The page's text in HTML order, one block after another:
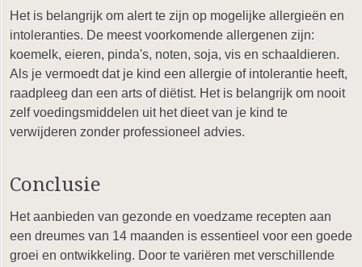
Het is belangrijk om alert te zijn op mogelijke allergieën en
intoleranties. De meest voorkomende allergenen zijn:
koemelk, eieren, pinda's, noten, soja, vis en schaaldieren.
Als je vermoedt dat je kind een allergie of intolerantie heeft,
raadpleeg dan een arts of diëtist. Het is belangrijk om nooit
zelf voedingsmiddelen uit het dieet van je kind te
verwijderen zonder professioneel advies.
Conclusie
Het aanbieden van gezonde en voedzame recepten aan
een dreumes van 14 maanden is essentieel voor een goede
groei en ontwikkeling. Door te variëren met verschillende